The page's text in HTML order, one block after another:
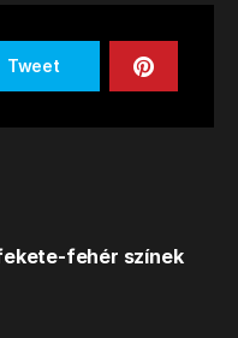
Tweet
fehér színek